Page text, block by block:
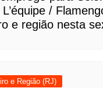
/
e região nesta
e Região (RJ)